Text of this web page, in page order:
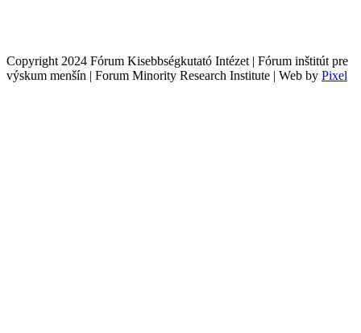
Copyright 2024 Fórum Kisebbségkutató Intézet | Fórum inštitút pre
výskum menšín | Forum Minority Research Institute | Web by Pixel